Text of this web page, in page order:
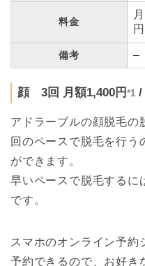
料金
円
備考 –
顔 3回 月額1,400円 *1 /
アドラーブルの顔脱毛の
回のペースで脱毛を行う
ができます。
早いペースで脱毛するに
です。
スマホのオンライン予約
予約できるので、お好き